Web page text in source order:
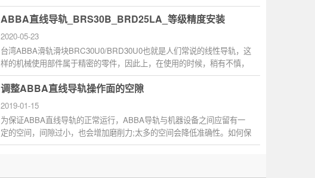
迹的准确水平。影响导向...
ABBA直线导轨_BRS30B_BRD25LA_等级精度安装
2020-05-23
台湾ABBA滑轨滑块BRC30U0/BRD30U0也就是人们常说的线性导轨，这
样的机械使用部件属于精密的零件，因此上，在使用的时候，稍有不慎，
就会造成零件的损坏，...
调整ABBA直线导轨操作面的空隙
2019-01-15
为保证ABBA直线导轨的正常运行，ABBA导轨与机器设备之间应留有一
定的空间，间隙过小，也会增加磨削力;太多的空间会降低准确性。如何保
证ABBA直线导轨的...